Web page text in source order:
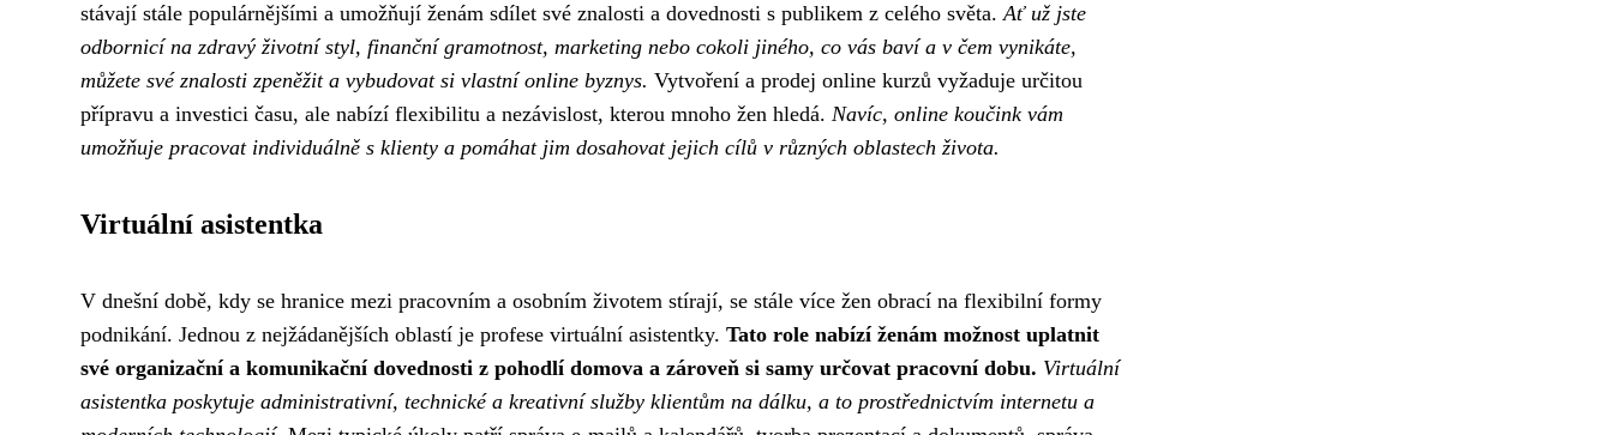
stávají stále populárnějšími a umožňují ženám sdílet své znalosti a dovednosti s publikem z celého světa.Ať už jste
odbornicí na zdravý životní styl, finanční gramotnost, marketing nebo cokoli jiného, co vás baví a v čem vynikáte,
můžete své znalosti zpeněžit a vybudovat si vlastní online byznys. Vytvoření a prodej online kurzů vyžaduje určitou
přípravu a investici času, ale nabízí flexibilitu a nezávislost, kterou mnoho žen hledá. Navíc, online koučink vám
umožňuje pracovat individuálně s klienty a pomáhat jim dosahovat jejich cílů v různých oblastech života.
Virtuální asistentka
V dnešní době, kdy se hranice mezi pracovním a osobním životem stírají, se stále více žen obrací na flexibilní formy
podnikání. Jednou z nejžádanějších oblastí je profese virtuální asistentky. Tato role nabízí ženám možnost uplatnit
své organizační a komunikační dovednosti z pohodlí domova a zároveň si samy určovat pracovní dobu. Virtuální
asistentka poskytuje administrativní, technické a kreativní služby klientům na dálku, a to prostřednictvím internetu a